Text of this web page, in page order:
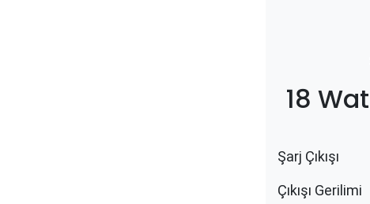
18
Şarj Çıkışı
Çıkışı Gerilimi